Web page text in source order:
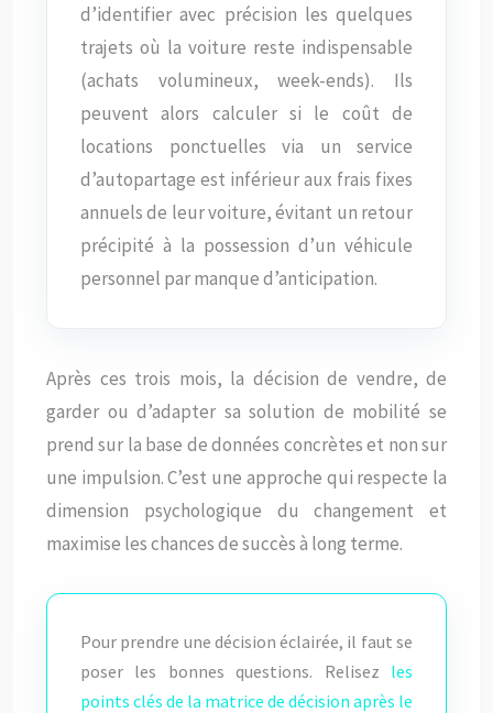
d’identifier avec précision les quelques
trajets où la voiture reste indispensable
(achats volumineux, week-ends). Ils
peuvent alors calculer si le coût de
locations ponctuelles via un service
d’autopartage est inférieur aux frais fixes
annuels de leur voiture, évitant un retour
précipité à la possession d’un véhicule
personnel par manque d’anticipation.
Après ces trois mois, la décision de vendre, de
garder ou d’adapter sa solution de mobilité se
prend sur la base de données concrètes et non sur
une impulsion. C’est une approche qui respecte la
dimension psychologique du changement et
maximise les chances de succès à long terme.
Pour prendre une décision éclairée, il faut se
poser les bonnes questions. Relisez les
points clés de la matrice de décision après le